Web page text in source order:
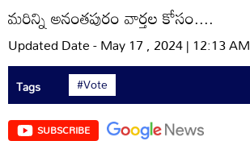
మరిన్ని అనంతపురం వార్తల కోసం....
Updated Date - May 17 , 2024 | 12:13 AM
Tags #Vote
SUBSCRIBE